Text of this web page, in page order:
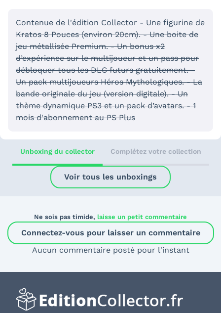
Contenue de l'édition Collector - Une figurine de
Kratos 8 Pouces (environ 20cm). - Une boite de
jeu métallisée Premium. - Un bonus x2
d’expérience sur le multijoueur et un pass pour
débloquer tous les DLC futurs gratuitement. -
Un pack multijoueurs Héros Mythologiques. - La
bande originale du jeu (version digitale). - Un
thème dynamique PS3 et un pack d’avatars. - 1
mois d'abonnement au PS Plus
Unboxing du collector Complétez votre collection
Voir tous les unboxings
Ne sois pas timide, laisse un petit commentaire
Connectez-vous pour laisser un commentaire
Aucun commentaire posté pour l'instant